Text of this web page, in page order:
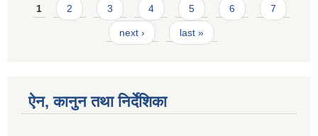
Pages
1 2 3 4 5 6 7
next › last »
ऐन, कानुन तथा निर्देशिका